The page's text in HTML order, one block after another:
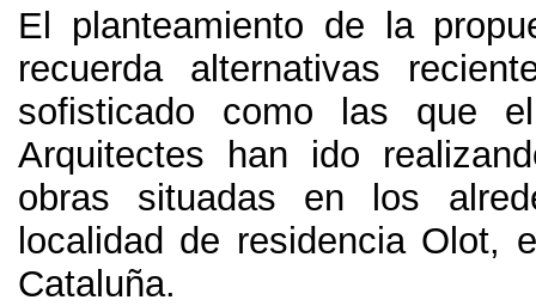
El planteamiento de la
recuerda alternativas
sofisticado como las que
Arquitectes han ido
obras situadas en los
localidad de residencia Olot,
Cataluña.